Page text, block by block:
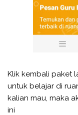
Klik kembali paket
untuk belajar di
kalian mau, maka
ini